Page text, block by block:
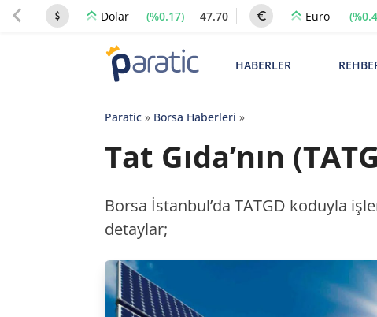
Dolar (%0.17) 47.70 Euro
HABERLER
Paratic» Borsa Haberleri »
Tat Gıda’nın
Borsa İstanbul’da TATGD koduyla
detaylar;